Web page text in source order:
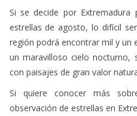
estrellas de agosto, lo difícil
región podrá encontrar mil y un
un maravilloso cielo nocturno,
con paisajes de gran valor natural.
observación de estrellas en